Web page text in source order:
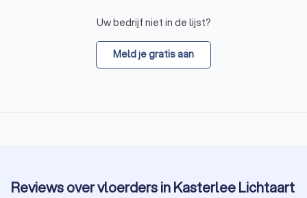
Uw bedrijf niet in de lijst?
Meld je gratis aan
Reviews over vloerders in Kasterlee Lichtaart